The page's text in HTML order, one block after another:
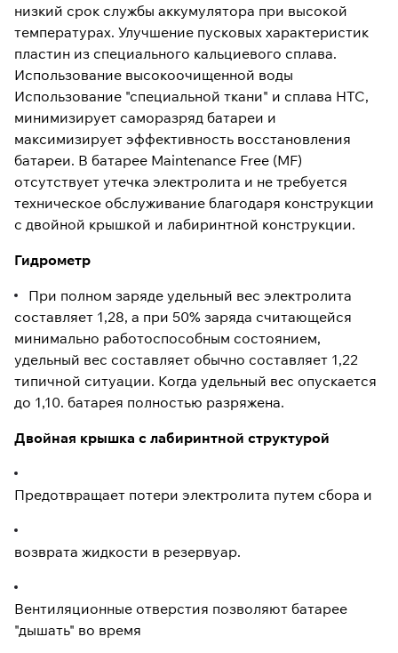
низкий срок службы аккумулятора при высокой
температурах. Улучшение пусковых характеристик
пластин из специального кальциевого сплава.
Использование высокоочищенной воды
Использование "специальной ткани" и сплава HTC,
минимизирует саморазряд батареи и
максимизирует эффективность восстановления
батареи. В батарее Maintenance Free (MF)
отсутствует утечка электролита и не требуется
техническое обслуживание благодаря конструкции
с двойной крышкой и лабиринтной конструкции.
Гидрометр
При полном заряде удельный вес электролита
составляет 1,28, а при 50% заряда считающейся
минимально работоспособным состоянием,
удельный вес составляет обычно составляет 1,22
типичной ситуации. Когда удельный вес опускается
до 1,10. батарея полностью разряжена.
Двойная крышка с лабиринтной структурой
Предотвращает потери электролита путем сбора и
возврата жидкости в резервуар.
Вентиляционные отверстия позволяют батарее
"дышать" во время